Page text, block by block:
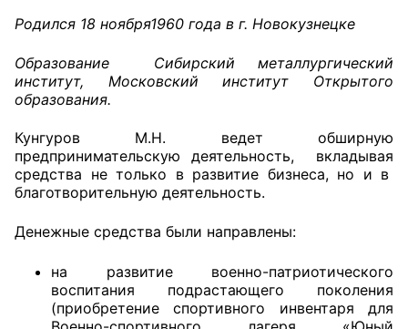
Общественные советы по проведению
оказания услуг
О Палате
Структура Палаты
Комиссии
Экспертный совет ОП КО
Совет ОП КО
Общественный штаб
Родился 18 ноября1960 года в г. Новокузнецке
Образование Сибирский металлургический
институт, Московский институт Открытого
образования.
Кунгуров М.Н. ведет обширную
предпринимательскую деятельность, вкладывая
средства не только в развитие бизнеса, но и в
благотворительную деятельность.
Денежные средства были направлены:
на развитие военно-патриотического
воспитания подрастающего поколения
(приобретение спортивного инвентаря для